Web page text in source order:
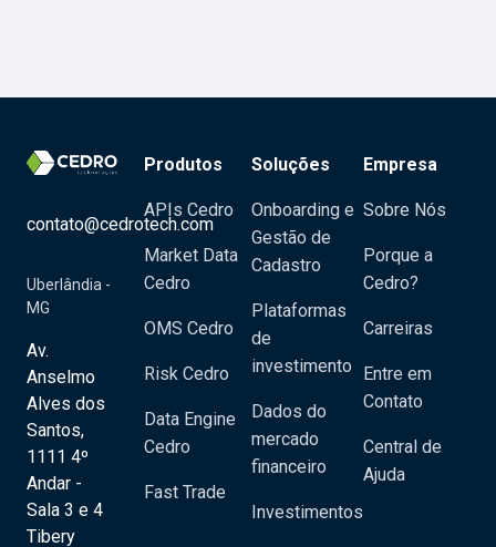
contato@cedrotech.com
Uberlândia -
MG
Av.
Anselmo
Alves dos
Santos,
1111 4º
Andar -
Sala 3 e 4
Tibery
Produtos
APIs Cedro
Market Data
Cedro
OMS Cedro
Risk Cedro
Data Engine
Cedro
Fast Trade
Soluções
Onboarding e
Gestão de
Cadastro
Plataformas
de
investimento
Dados do
mercado
financeiro
Investimentos
Empresa
Sobre Nós
Porque a
Cedro?
Carreiras
Entre em
Contato
Central de
Ajuda